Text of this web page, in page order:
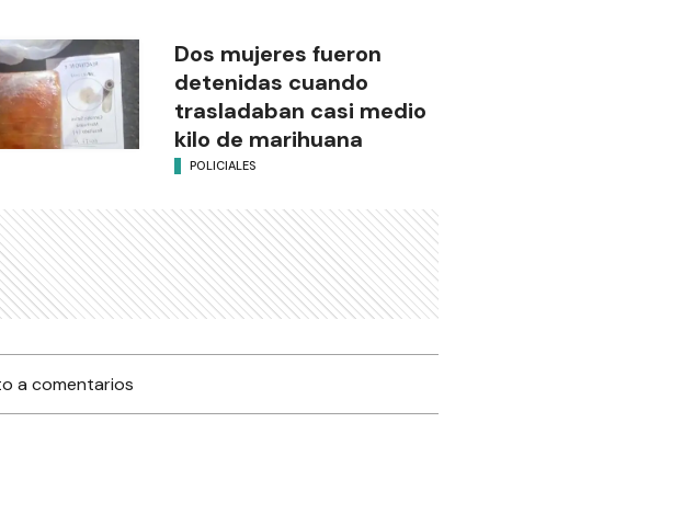
Dos mujeres fueron
detenidas cuando
trasladaban casi medio
kilo de marihuana
POLICIALES
a comentarios